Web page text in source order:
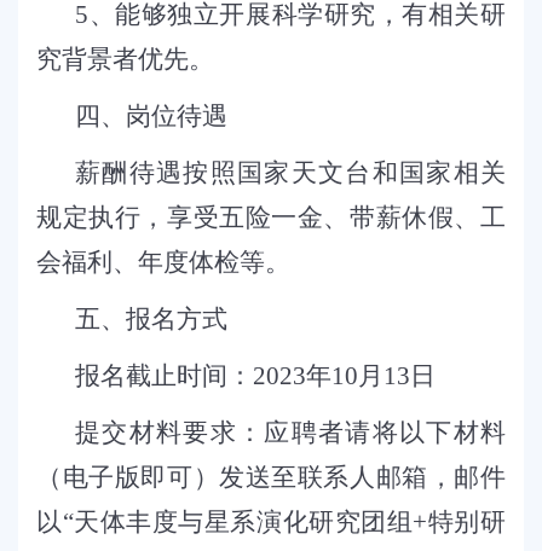
5、能够独立开展科学研究，有相关研
究背景者优先。
四、 岗位待遇
薪酬待遇按照国家天文台和国家相关
规定执行，享受五险一金、带薪休假、工
会福利、年度体检等。
五、 报名方式
报名截止时间 ： 2023年10月 13 日
提交材料要求：应聘者请将以下材料
（电子版即可）发送至联系人邮箱，邮件
以“天体丰度与星系演化研究团组+特别研